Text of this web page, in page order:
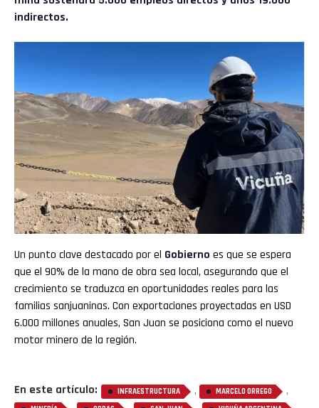
indirectos.
Un punto clave destacado por el Gobierno es que se espera
que el 90% de la mano de obra sea local, asegurando que el
crecimiento se traduzca en oportunidades reales para las
familias sanjuaninas. Con exportaciones proyectadas en USD
6.000 millones anuales, San Juan se posiciona como el nuevo
motor minero de la región.
En este artículo: INFRAESTRUCTURA , MARCELO ORREGO ,